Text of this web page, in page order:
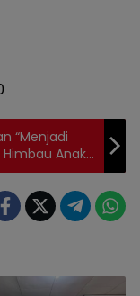
“Menjadi
Himbau Anak
Diri
Depan